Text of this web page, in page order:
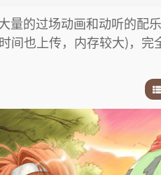
量的过场动画和动听的配
间也上传，内存较大)，完
1